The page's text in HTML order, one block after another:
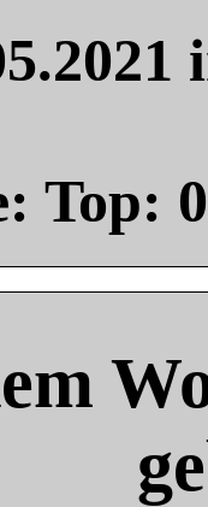
Top: 0